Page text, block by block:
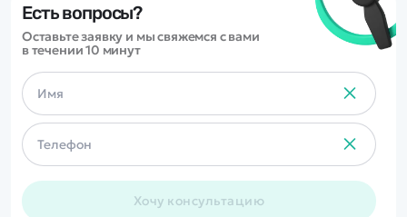
Есть вопросы?
Оставьте заявку и мы свяжемся с вами
в течении 10 минут
Хочу консультацию